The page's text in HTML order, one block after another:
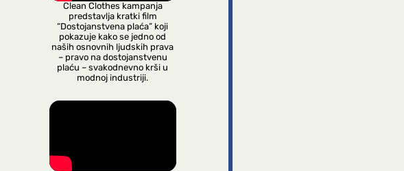
Clean Clothes kampanja
predstavlja kratki film
“Dostojanstvena plaća” koji
pokazuje kako se jedno od
naših osnovnih ljudskih prava
– pravo na dostojanstvenu
plaću – svakodnevno krši u
modnoj industriji.